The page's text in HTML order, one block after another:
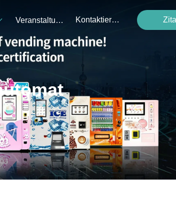
Veranstaltungen Kontaktieren Sie Uns